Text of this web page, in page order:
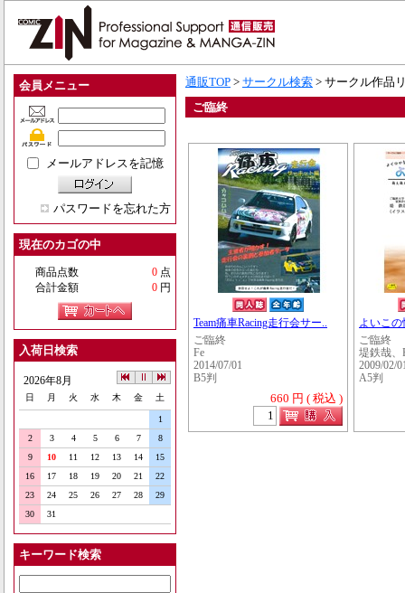
会員メニュー
メールアドレスを記憶
パスワードを忘れた方
現在のカゴの中
商品点数 0 点
合計金額
0 円
入荷日検索
2026年8月
日 月 火 水 木 金 土
1
2
3 4 5 6 7
8
9
10 11 12 13 14
15
16
17 18 19 20 21
22
23
24 25 26 27 28
29
30
31
キーワード検索
通販TOP > サークル検索 > サークル作品
ご臨終
Team痛車Racing走行会サー..
ご臨終
Fe
2014/07/01
B5判
660 円 ( 税込 )
よいこの
ご臨終
堤鉄哉、
2009/02/
A5判